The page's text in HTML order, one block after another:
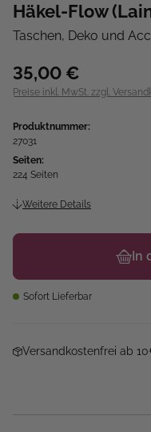
Häkel-Flow
Taschen, Deko und
35,00 €
Preise inkl. MwSt. zzgl.
Produktnummer:
27031
Seiten:
224 Seiten
Weitere Details
In
Sofort Lieferbar
Versandkostenfrei ab